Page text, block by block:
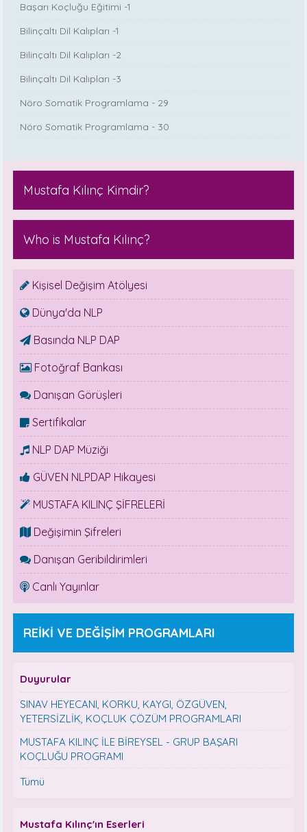
Başarı Koçluğu Eğitimi -1
Bilinçaltı Dil Kalıpları -1
Bilinçaltı Dil Kalıpları -2
Bilinçaltı Dil Kalıpları -3
Nöro Somatik Programlama - 29
Nöro Somatik Programlama - 30
Mustafa Kılınç Kimdir?
Who is Mustafa Kılınç?
Kişisel Değişim Atölyesi
Dünya'da NLP
Basında NLP DAP
Fotoğraf Bankası
Danışan Görüşleri
Sertifikalar
NLP DAP Müziği
GÜVEN NLPDAP Hikayesi
MUSTAFA KILINÇ ŞİFRELERİ
Değişimin Şifreleri
Danışan Geribildirimleri
Canlı Yayınlar
REİKİ VE DEĞİŞİM PROGRAMLARI
Duyurular
SINAV HEYECANI, KORKU, KAYGI, ÖZGÜVEN,
YETERSİZLİK, KOÇLUK ÇÖZÜM PROGRAMLARI
MUSTAFA KILINÇ İLE BİREYSEL - GRUP BAŞARI
KOÇLUĞU PROGRAMI
Tümü
Mustafa Kılınç'ın Eserleri